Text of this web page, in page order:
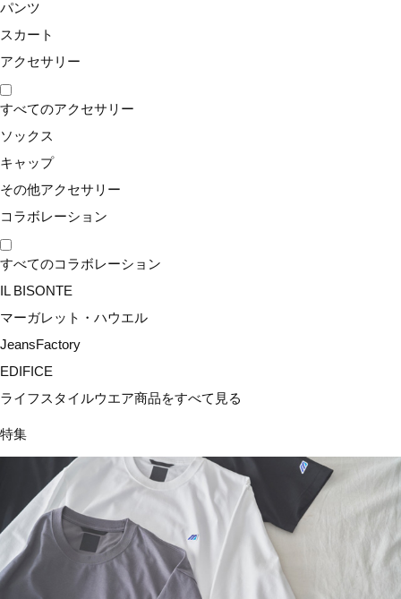
パンツ
スカート
アクセサリー
すべてのアクセサリー
ソックス
キャップ
その他アクセサリー
コラボレーション
すべてのコラボレーション
IL BISONTE
マーガレット・ハウエル
JeansFactory
EDIFICE
ライフスタイルウエア商品をすべて見る
特集
ミズノ#ガチグリが、実証されました。
「すべらない」「使いたい」の好評価